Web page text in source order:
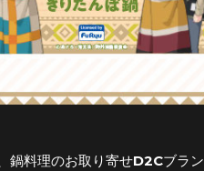
鍋料理のお取り寄せD2Cブラン